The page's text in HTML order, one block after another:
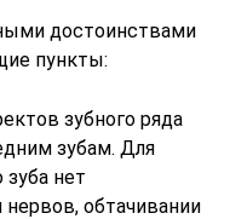
достоинствами
пункты:
зубного ряда
зубам. Для
зуба нет
обтачивании